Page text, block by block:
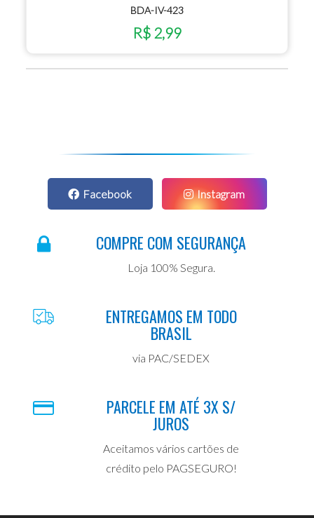
BDA-IV-423
R$ 2,99
Facebook Instagram
COMPRE COM SEGURANÇA
Loja 100% Segura.
ENTREGAMOS EM TODO
BRASIL
via PAC/SEDEX
PARCELE EM ATÉ 3X S/
JUROS
Aceitamos vários cartões de
crédito pelo PAGSEGURO!